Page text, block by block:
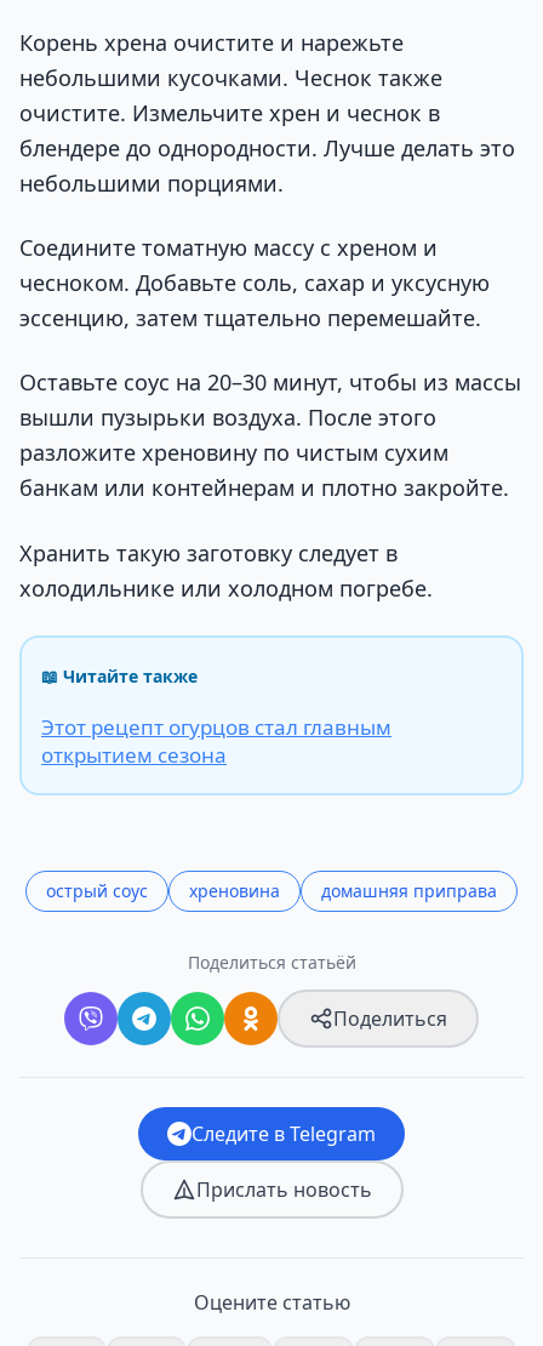
Корень хрена очистите и нарежьте
небольшими кусочками. Чеснок также
очистите. Измельчите хрен и чеснок в
блендере до однородности. Лучше делать это
небольшими порциями.
Соедините томатную массу с хреном и
чесноком. Добавьте соль, сахар и уксусную
эссенцию, затем тщательно перемешайте.
Оставьте соус на 20–30 минут, чтобы из массы
вышли пузырьки воздуха. После этого
разложите хреновину по чистым сухим
банкам или контейнерам и плотно закройте.
Хранить такую заготовку следует в
холодильнике или холодном погребе.
📖 Читайте также
Этот рецепт огурцов стал главным
открытием сезона
острый соус хреновина домашняя приправа
Поделиться статьёй
Поделиться
Следите в Telegram
Прислать новость
Оцените статью